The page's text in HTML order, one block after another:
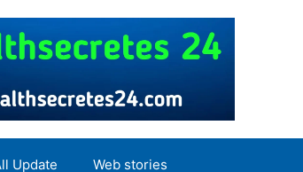
Update Web stories